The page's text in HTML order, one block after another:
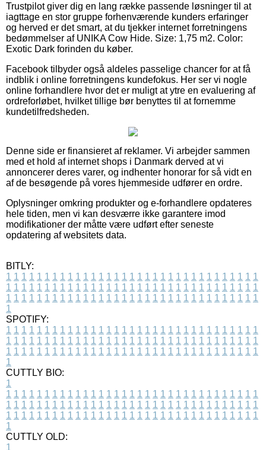
Trustpilot giver dig en lang række passende løsninger til at
iagttage en stor gruppe forhenværende kunders erfaringer
og herved er det smart, at du tjekker internet forretningens
bedømmelser af UNIKA Cow Hide. Size: 1,75 m2. Color:
Exotic Dark forinden du køber.
Facebook tilbyder også aldeles passelige chancer for at få
indblik i online forretningens kundefokus. Her ser vi nogle
online forhandlere hvor det er muligt at ytre en evaluering af
ordreforløbet, hvilket tillige bør benyttes til at fornemme
kundetilfredsheden.
Denne side er finansieret af reklamer. Vi arbejder sammen
med et hold af internet shops i Danmark derved at vi
annoncerer deres varer, og indhenter honorar for så vidt en
af de besøgende på vores hjemmeside udfører en ordre.
Oplysninger omkring produkter og e-forhandlere opdateres
hele tiden, men vi kan desværre ikke garantere imod
modifikationer der måtte være udført efter seneste
opdatering af websitets data.
BITLY:
1 1 1 1 1 1 1 1 1 1 1 1 1 1 1 1 1 1 1 1 1 1 1 1 1 1 1 1 1 1 1 1 1
1 1 1 1 1 1 1 1 1 1 1 1 1 1 1 1 1 1 1 1 1 1 1 1 1 1 1 1 1 1 1 1 1
1 1 1 1 1 1 1 1 1 1 1 1 1 1 1 1 1 1 1 1 1 1 1 1 1 1 1 1 1 1 1 1 1
1
SPOTIFY:
1 1 1 1 1 1 1 1 1 1 1 1 1 1 1 1 1 1 1 1 1 1 1 1 1 1 1 1 1 1 1 1 1
1 1 1 1 1 1 1 1 1 1 1 1 1 1 1 1 1 1 1 1 1 1 1 1 1 1 1 1 1 1 1 1 1
1 1 1 1 1 1 1 1 1 1 1 1 1 1 1 1 1 1 1 1 1 1 1 1 1 1 1 1 1 1 1 1 1
1
CUTTLY BIO:
1
1 1 1 1 1 1 1 1 1 1 1 1 1 1 1 1 1 1 1 1 1 1 1 1 1 1 1 1 1 1 1 1 1
1 1 1 1 1 1 1 1 1 1 1 1 1 1 1 1 1 1 1 1 1 1 1 1 1 1 1 1 1 1 1 1 1
1 1 1 1 1 1 1 1 1 1 1 1 1 1 1 1 1 1 1 1 1 1 1 1 1 1 1 1 1 1 1 1 1
1
CUTTLY OLD:
1